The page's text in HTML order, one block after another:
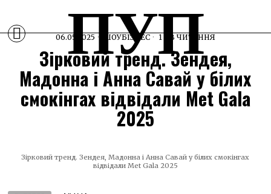
ПУП
06.05.2025 ШОУБІЗНЕС 1 ХВ ЧИТАННЯ
Зірковий тренд. Зендея,
Мадонна і Анна Савай у білих
смокінгах відвідали Met Gala
2025
Зірковий тренд. Зендея, Мадонна і Анна Савай у білих смокінгах
відвідали Met Gala 2025